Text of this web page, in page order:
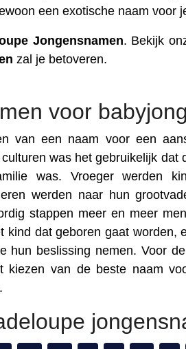
een exotische naam voor
Jongensnamen. Bekijk
zal je betoveren.
voor
van een naam voor een
was het gebruikelijk dat
was. Vroeger werden
werden naar hun
stappen meer en meer
kind dat geboren gaat worden,
hun beslissing nemen. Voor
kiezen van de beste naam